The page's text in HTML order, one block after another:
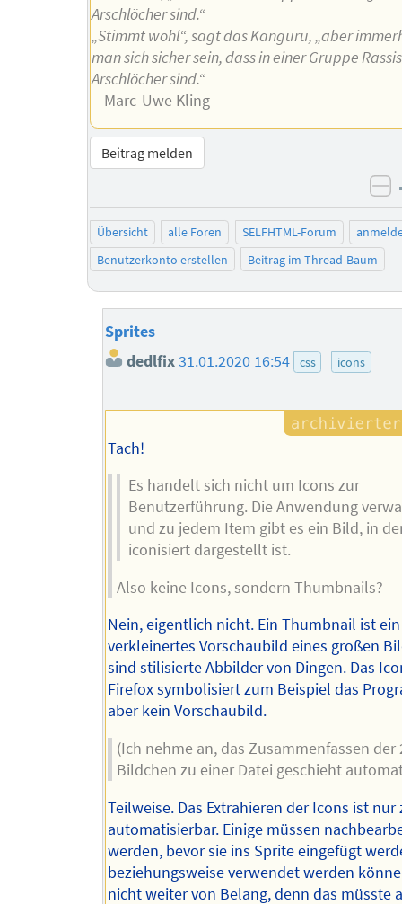
Arschlöcher sind.“
„Stimmt wohl“, sagt das Känguru, „aber
man sich sicher sein, dass in einer Gruppe
Arschlöcher sind.“
—Marc-Uwe Kling
Beitrag melden
Übersicht alle Foren SELFHTML-Forum
Benutzerkonto erstellen
Beitrag im Thread-Baum
Sprites
dedlfix31.01.2020 16:54 css icons
Tach!
Es handelt sich nicht um Icons zur
Benutzerführung. Die Anwendung
und zu jedem Item gibt es ein Bild, in
iconisiert dargestellt ist.
Also keine Icons, sondern Thumbnails?
Nein, eigentlich nicht. Ein Thumbnail ist ein
verkleinertes Vorschaubild eines großen
sind stilisierte Abbilder von Dingen. Das
Firefox symbolisiert zum Beispiel das
aber kein Vorschaubild.
(Ich nehme an, das Zusammenfassen der
Bildchen zu einer Datei geschieht
Teilweise. Das Extrahieren der Icons ist nur
automatisierbar. Einige müssen
werden, bevor sie ins Sprite eingefügt
beziehungsweise verwendet werden
nicht weiter von Belang, denn das müsste